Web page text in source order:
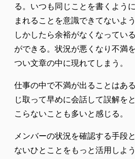
る。いつも同じことを書くよう
まれることを意識できてないよ
しかしたら余裕がなくなってい
ができる。状況が悪くなり不満
つい文章の中に現れてしまう。
仕事の中で不満が出ることはあ
じ取って早めに会話して誤解を
こらないことも多いと感じる。
メンバーの状況を確認する手段
ないひとことをもっと活用しよう